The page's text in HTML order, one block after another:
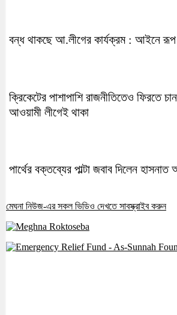
বন্ধ থাকছে আ.লীগের কার্যক্রম : আইনে রূপ
ক্রিকেটের পাশাপাশি রাজনীতিতেও ফিরতে
আওয়ামী লীগেই থাকা
পার্থের বক্তব্যের পাল্টা জবাব দিলেন
মেঘনা নিউজ-এর সকল ভিডিও দেখতে সাবস্ক্রাইব করুন